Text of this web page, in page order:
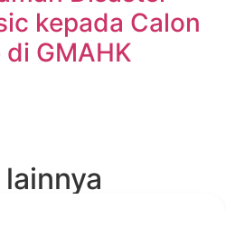
kepada Calon
GMAHK